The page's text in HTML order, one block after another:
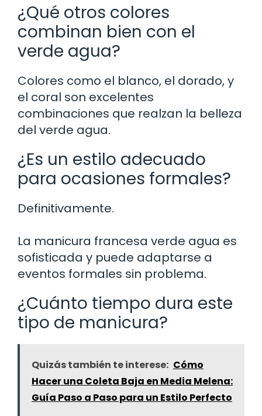
¿Qué otros colores
combinan bien con el
verde agua?
Colores como el blanco, el dorado, y
el coral son excelentes
combinaciones que realzan la belleza
del verde agua.
¿Es un estilo adecuado
para ocasiones formales?
Definitivamente.
La manicura francesa verde agua es
sofisticada y puede adaptarse a
eventos formales sin problema.
¿Cuánto tiempo dura este
tipo de manicura?
Quizás también te interese: Cómo
Hacer una Coleta Baja en Media Melena:
Guía Paso a Paso para un Estilo Perfecto